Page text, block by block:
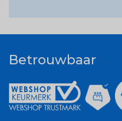
Betrouwbaar